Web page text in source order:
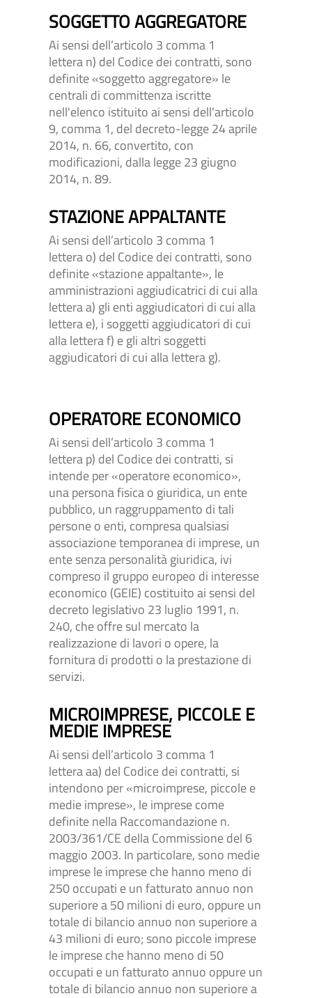
SOGGETTO AGGREGATORE
Ai sensi dell’articolo 3 comma 1
lettera n) del Codice dei contratti, sono
definite «soggetto aggregatore» le
centrali di committenza iscritte
nell'elenco istituito ai sensi dell'articolo
9, comma 1, del decreto-legge 24 aprile
2014, n. 66, convertito, con
modificazioni, dalla legge 23 giugno
2014, n. 89.
STAZIONE APPALTANTE
Ai sensi dell’articolo 3 comma 1
lettera o) del Codice dei contratti, sono
definite «stazione appaltante», le
amministrazioni aggiudicatrici di cui alla
lettera a) gli enti aggiudicatori di cui alla
lettera e), i soggetti aggiudicatori di cui
alla lettera f) e gli altri soggetti
aggiudicatori di cui alla lettera g).
OPERATORE ECONOMICO
Ai sensi dell’articolo 3 comma 1
lettera p) del Codice dei contratti, si
intende per «operatore economico»,
una persona fisica o giuridica, un ente
pubblico, un raggruppamento di tali
persone o enti, compresa qualsiasi
associazione temporanea di imprese, un
ente senza personalità giuridica, ivi
compreso il gruppo europeo di interesse
economico (GEIE) costituito ai sensi del
decreto legislativo 23 luglio 1991, n.
240, che offre sul mercato la
realizzazione di lavori o opere, la
fornitura di prodotti o la prestazione di
servizi.
MICROIMPRESE, PICCOLE E
MEDIE IMPRESE
Ai sensi dell’articolo 3 comma 1
lettera aa) del Codice dei contratti, si
intendono per «microimprese, piccole e
medie imprese», le imprese come
definite nella Raccomandazione n.
2003/361/CE della Commissione del 6
maggio 2003. In particolare, sono medie
imprese le imprese che hanno meno di
250 occupati e un fatturato annuo non
superiore a 50 milioni di euro, oppure un
totale di bilancio annuo non superiore a
43 milioni di euro; sono piccole imprese
le imprese che hanno meno di 50
occupati e un fatturato annuo oppure un
totale di bilancio annuo non superiore a